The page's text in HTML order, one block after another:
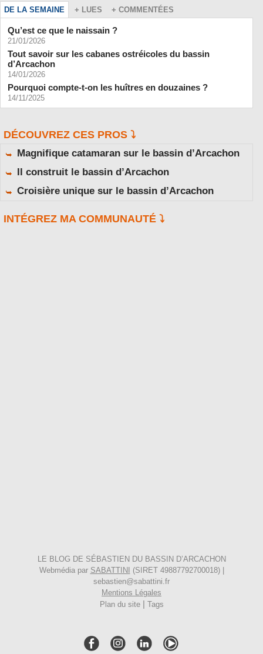
DE LA SEMAINE + LUES + COMMENTÉES
Qu’est ce que le naissain ?
21/01/2026
Tout savoir sur les cabanes ostréicoles du bassin
d’Arcachon
14/01/2026
Pourquoi compte-t-on les huîtres en douzaines ?
14/11/2025
DÉCOUVREZ CES PROS ⤵️
Magnifique catamaran sur le bassin d’Arcachon
Il construit le bassin d’Arcachon
Croisière unique sur le bassin d’Arcachon
INTÉGREZ MA COMMUNAUTÉ ⤵️
LE BLOG DE SÉBASTIEN DU BASSIN D’ARCACHON
Webmédia par SABATTINI
(SIRET 49887792700018) |
sebastien@sabattini.fr
Mentions Légales
Plan du site | Tags